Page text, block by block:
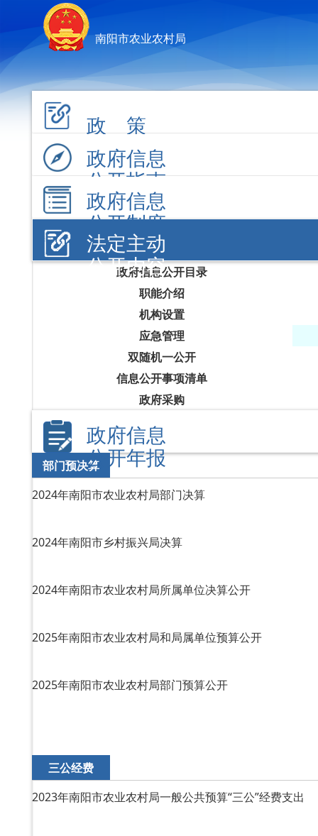
南阳市农业农村局
政 策
政府信息
公开指南
政府信息
公开制度
法定主动
公开内容
政府信息公开目录
职能介绍
机构设置
应急管理
双随机一公开
信息公开事项清单
政府采购
政府信息
公开年报
部门预决算
2024年南阳市农业农村局部门决算
2024年南阳市乡村振兴局决算
2024年南阳市农业农村局所属单位决算公开
2025年南阳市农业农村局和局属单位预算公开
2025年南阳市农业农村局部门预算公开
三公经费
2023年南阳市农业农村局一般公共预算“三公”经费支出